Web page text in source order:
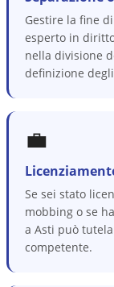
Gestire la fine
esperto in
nella divisione
definizione
💼
Se sei stato
mobbing o se
a Asti può
competente.